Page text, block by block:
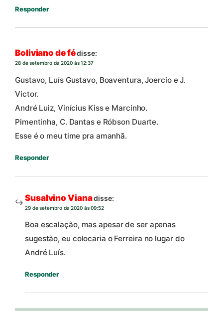
Responder
Boliviano de fédisse:
28 de setembro de 2020 às 12:37
Gustavo, Luís Gustavo, Boaventura, Joercio e J.
Victor.
André Luiz, Vinícius Kiss e Marcinho.
Pimentinha, C. Dantas e Róbson Duarte.
Esse é o meu time pra amanhã.
Responder
Susalvino Vianadisse:
29 de setembro de 2020 às 09:52
Boa escalação, mas apesar de ser apenas
sugestão, eu colocaria o Ferreira no lugar do
André Luís.
Responder